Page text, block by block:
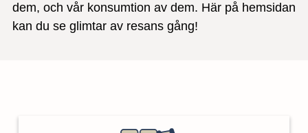
dem, och vår konsumtion av dem. Här på hemsidan
kan du se glimtar av resans gång!